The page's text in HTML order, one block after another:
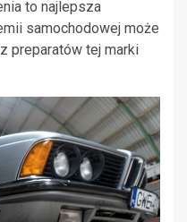
to najlepsza
samochodowej może
preparatów tej marki